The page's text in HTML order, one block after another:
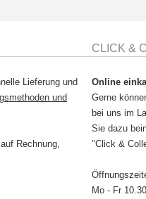
Lieferung und
und
Rechnung,
CLICK &
Online
Gerne
bei uns im
Sie dazu
"Click &
Mo - Fr